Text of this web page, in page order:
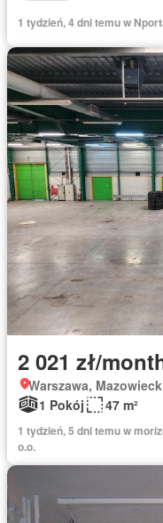
1 tydzień, 4 dni temu w
2 021 zł/
Warszawa,
1 Pokój
47 m²
1 tydzień, 5 dni temu w
o.o.